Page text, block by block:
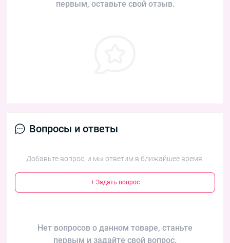
первым, оставьте свой отзыв.
Вопросы и ответы
Добавьте вопрос, и мы ответим в ближайшее время.
+ Задать вопрос
Нет вопросов о данном товаре, станьте
первым и задайте свой вопрос.